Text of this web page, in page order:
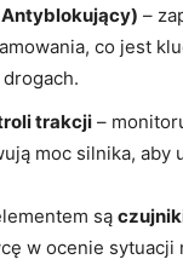
–
co jest
trakcji –
⁢moc silnika, ‍aby
są
w ​ocenie sytuacji